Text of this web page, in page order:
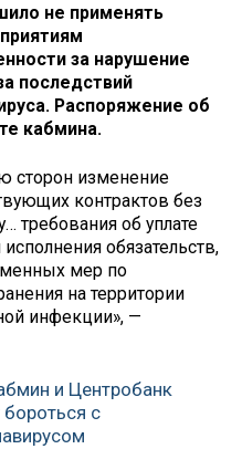
не применять
за нарушение
последствий
Распоряжение об
кабмина.
сторон изменение
контрактов без
требования об уплате
обязательств,
мер по
на территории
инфекции», —
и Центробанк
бороться с